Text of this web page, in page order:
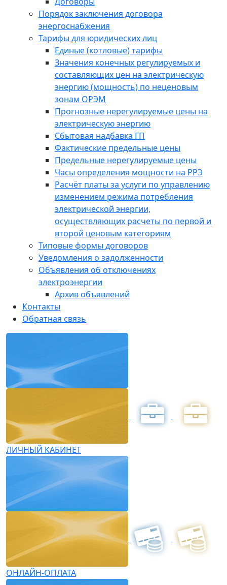
Порядок заключения договора
энергоснабжения
Тарифы для юридических лиц
Единые (котловые) тарифы
Значения конечных регулируемых и
составляющих цен на электрическую
энергию (мощность) по неценовым
зонам ОРЭМ
Прогнозные нерегулируемые цены на
электрическую энергию
Сбытовая надбавка ГП
Фактические предельные цены
Предельные нерегулируемые цены
Часы определения мощности на РРЭ
Расчёт платы за услуги по управлению
изменением режима потребления
электрической энергии,
осуществляющих расчеты по первой и
второй ценовым категориям
Типовые формы договоров
Уведомления о задолженности
Объявления об отключениях
электроэнергии
Архив объявлений
Контакты
Обратная связь
ЛИЧНЫЙ КАБИНЕТ
ОНЛАЙН-ОПЛАТА